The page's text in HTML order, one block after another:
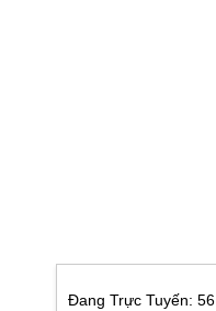
Đang Trực Tuyến:56